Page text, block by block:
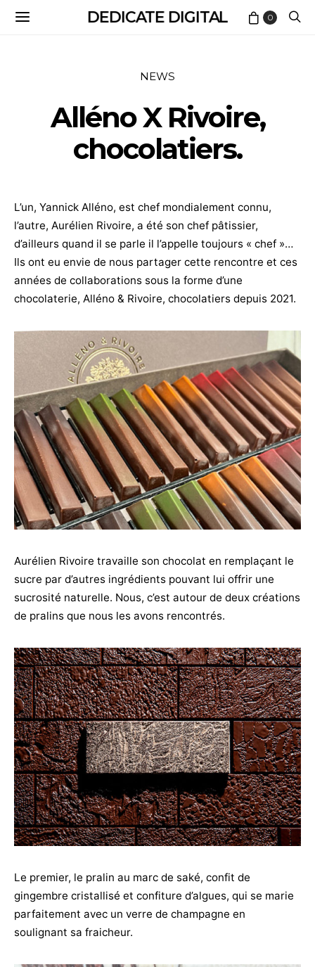
DEDICATE DIGITAL 0
NEWS
Alléno X Rivoire,
chocolatiers.
L’un, Yannick Alléno, est chef mondialement connu,
l’autre, Aurélien Rivoire, a été son chef pâtissier,
d’ailleurs quand il se parle il l’appelle toujours « chef »…
Ils ont eu envie de nous partager cette rencontre et ces
années de collaborations sous la forme d’une
chocolaterie, Alléno & Rivoire, chocolatiers depuis 2021.
Aurélien Rivoire travaille son chocolat en remplaçant le
sucre par d’autres ingrédients pouvant lui offrir une
sucrosité naturelle. Nous, c’est autour de deux créations
de pralins que nous les avons rencontrés.
Le premier, le pralin au marc de saké, confit de
gingembre cristallisé et confiture d’algues, qui se marie
parfaitement avec un verre de champagne en
soulignant sa fraicheur.